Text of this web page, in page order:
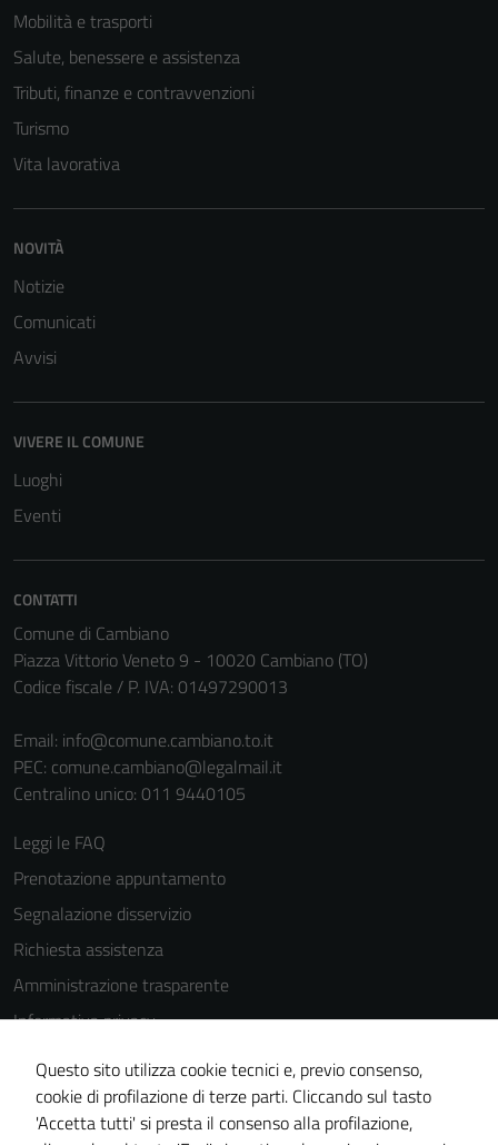
Mobilità e trasporti
Salute, benessere e assistenza
Tributi, finanze e contravvenzioni
Turismo
Vita lavorativa
NOVITÀ
Notizie
Comunicati
Avvisi
VIVERE IL COMUNE
Luoghi
Eventi
CONTATTI
Comune di Cambiano
Piazza Vittorio Veneto 9 - 10020 Cambiano (TO)
Codice fiscale / P. IVA: 01497290013
Email: info@comune.cambiano.to.it
PEC: comune.cambiano@legalmail.it
Centralino unico: 011 9440105
Leggi le FAQ
Prenotazione appuntamento
Segnalazione disservizio
Richiesta assistenza
Amministrazione trasparente
Informativa privacy
Cookie Policy
Note legali
Dichiarazione di accessibilità
Questo sito utilizza cookie tecnici e, previo consenso,
cookie di profilazione di terze parti. Cliccando sul tasto
'Accetta tutti' si presta il consenso alla profilazione,